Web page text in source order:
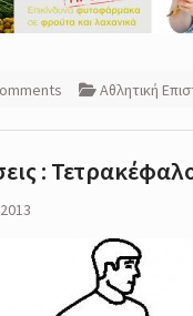
Αθλητική
: